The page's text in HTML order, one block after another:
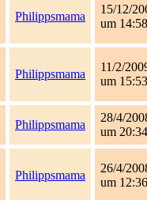
Philippsmama
15/12/
um 14:58
Philippsmama
11/2/
um 15:53
Philippsmama
28/4/
um 20:34
Philippsmama
26/4/
um 12:36